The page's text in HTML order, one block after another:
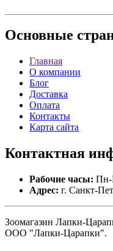
Основные
Главная
О компании
Блог
Доставка
Оплата
Контакты
Карта сайта
Контактная
Рабочие часы: Пн-
Адрес: г. Санкт-
Зоомагазин Лапки-
ООО "Лапки-Царапки".